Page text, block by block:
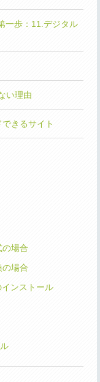
一歩：11.デジタル
い理由
きるサイト
の場合
の場合
ンストール